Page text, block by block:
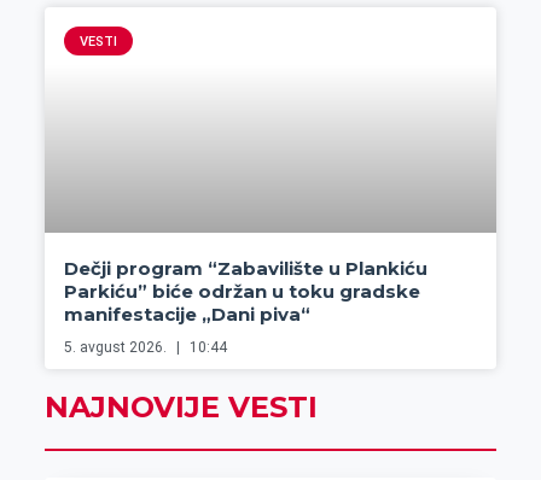
VESTI
Dečji program “Zabavilište u Plankiću
Parkiću” biće održan u toku gradske
manifestacije „Dani piva“
5. avgust 2026. 10:44
NAJNOVIJE VESTI